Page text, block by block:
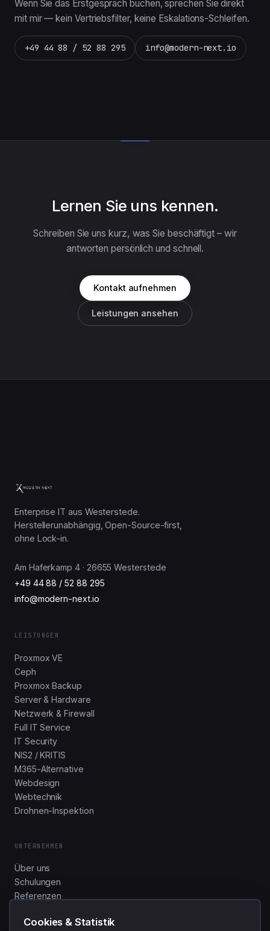
Wenn Sie das Erstgespräch buchen, sprechen Sie direkt
mit mir — kein Vertriebsfilter, keine Eskalations-Schleifen.
+49 44 88 / 52 88 295 info@modern-next.io
Lernen Sie uns kennen.
Schreiben Sie uns kurz, was Sie beschäftigt – wir
antworten persönlich und schnell.
Kontakt aufnehmen
Leistungen ansehen
Enterprise IT aus Westerstede.
Herstellerunabhängig, Open-Source-first,
ohne Lock-in.
Am Haferkamp 4 · 26655 Westerstede
+49 44 88 / 52 88 295
info@modern-next.io
LEISTUNGEN
Proxmox VE
Ceph
Proxmox Backup
Server & Hardware
Netzwerk & Firewall
Full IT Service
IT Security
NIS2 / KRITIS
M365-Alternative
Webdesign
Webtechnik
Drohnen-Inspektion
UNTERNEHMEN
Über uns
Schulungen
Referenzen
Glossar
Cookies & Statistik